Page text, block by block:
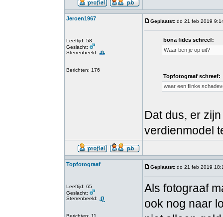
Jeroen1967
Leeftijd: 58
Geslacht:
Sterrenbeeld:
Berichten: 176
Geplaatst: do 21 feb 2019
bona fides schreef:
Waar ben je op uit?
Topfotograaf schreef:
waar een flinke
Dat dus, er
verdienmodel
Topfotograaf
Leeftijd: 65
Geslacht:
Sterrenbeeld:
Berichten: 11
Geplaatst: do 21 feb 2019
Als fotograaf
ook nog naar